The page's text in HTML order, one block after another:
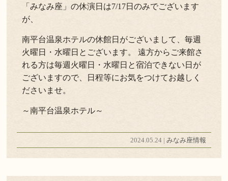
「みなみ座」の休演日は7/17日のみでございます
が、
南平台温泉ホテルの休館日がございまして、毎週
火曜日・水曜日とございます。 遠方からご来館さ
れる方は毎週火曜日・水曜日と宿泊できない日が
ございますので、日程等にお気をつけてお越しく
ださいませ。
～南平台温泉ホテル～
2024.05.24 | みなみ座情報